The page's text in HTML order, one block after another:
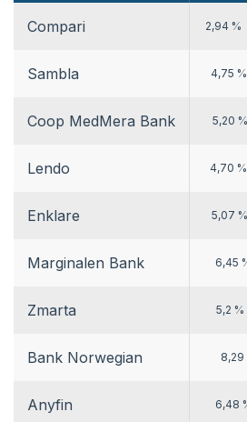
Compari 2,94 %
Sambla 4,75 %
Coop MedMera Bank 5,20 %
Lendo 4,70 %
Enklare 5,07 %
Marginalen Bank 6,45
Zmarta 5,2 %
Bank Norwegian 8,29
Anyfin 6,48